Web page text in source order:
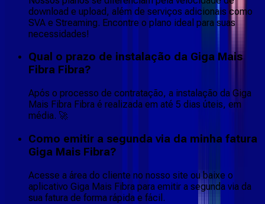
download e upload, além de serviços adicionais como
SVA e Streaming. Encontre o plano ideal para suas
necessidades!
Qual o prazo de instalação da Giga Mais
Fibra Fibra?
Após o processo de contratação, a instalação da Giga
Mais Fibra Fibra é realizada em até 5 dias úteis, em
média. 🚀
Como emitir a segunda via da minha fatura
Giga Mais Fibra?
Acesse a área do cliente no nosso site ou baixe o
aplicativo Giga Mais Fibra para emitir a segunda via da
sua fatura de forma rápida e fácil.